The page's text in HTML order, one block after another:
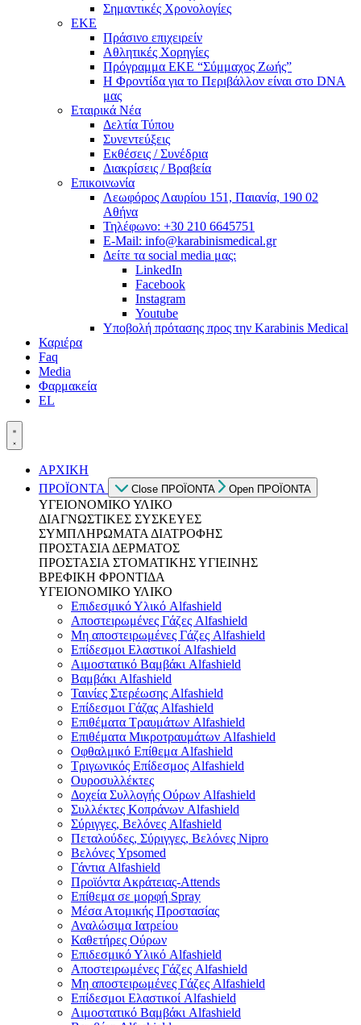
Σημαντικές Χρονολογίες
ΕΚΕ
Πράσινο επιχειρείν
Αθλητικές Χορηγίες
Πρόγραμμα ΕΚΕ “Σύμμαχος Ζωής”
Η Φροντίδα για το Περιβάλλον είναι στο DNA
μας
Εταιρικά Νέα
Δελτία Τύπου
Συνεντεύξεις
Εκθέσεις / Συνέδρια
Διακρίσεις / Βραβεία
Επικοινωνία
Λεωφόρος Λαυρίου 151, Παιανία, 190 02
Αθήνα
Τηλέφωνο: +30 210 6645751
E-Mail: info@karabinismedical.gr
Δείτε τα social media μας:
LinkedIn
Facebook
Instagram
Youtube
Υποβολή πρότασης προς την Karabinis Medical
Καριέρα
Faq
Media
Φαρμακεία
EL
ΑΡΧΙΚΗ
ΠΡΟΪΟΝΤΑ
Close ΠΡΟΪΟΝΤΑ Open ΠΡΟΪΟΝΤΑ
ΥΓΕΙΟΝΟΜΙΚΟ ΥΛΙΚΟ
ΔΙΑΓΝΩΣΤΙΚΕΣ ΣΥΣΚΕΥΕΣ
ΣΥΜΠΛΗΡΩΜΑΤΑ ΔΙΑΤΡΟΦΗΣ
ΠΡΟΣΤΑΣΙΑ ΔΕΡΜΑΤΟΣ
ΠΡΟΣΤΑΣΙΑ ΣΤΟΜΑΤΙΚΗΣ ΥΓΙΕΙΝΗΣ
ΒΡΕΦΙΚΗ ΦΡΟΝΤΙΔΑ
ΥΓΕΙΟΝΟΜΙΚΟ ΥΛΙΚΟ
Επιδεσμικό Υλικό Alfashield
Αποστειρωμένες Γάζες Alfashield
Μη αποστειρωμένες Γάζες Alfashield
Επίδεσμοι Ελαστικοί Alfashield
Αιμοστατικό Βαμβάκι Alfashield
Βαμβάκι Alfashield
Ταινίες Στερέωσης Alfashield
Επίδεσμοι Γάζας Alfashield
Επιθέματα Τραυμάτων Alfashield
Επιθέματα Μικροτραυμάτων Alfashield
Οφθαλμικό Eπίθεμα Alfashield
Τριγωνικός Επίδεσμος Alfashield
Ουροσυλλέκτες
Δοχεία Συλλογής Ούρων Alfashield
Συλλέκτες Κοπράνων Alfashield
Σύριγγες, Βελόνες Alfashield
Πεταλούδες, Σύριγγες, Βελόνες Nipro
Βελόνες Ypsomed
Γάντια Alfashield
Προϊόντα Ακράτειας-Attends
Επίθεμα σε μορφή Spray
Μέσα Ατομικής Προστασίας
Αναλώσιμα Ιατρείου
Καθετήρες Ούρων
Επιδεσμικό Υλικό Alfashield
Αποστειρωμένες Γάζες Alfashield
Μη αποστειρωμένες Γάζες Alfashield
Επίδεσμοι Ελαστικοί Alfashield
Αιμοστατικό Βαμβάκι Alfashield